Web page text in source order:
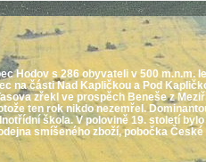
Hodov s 286 obyvateli v 500 m.n.m.
na části Nad Kapličkou a Pod
zřekl ve prospěch Beneše z
ten rok nikdo nezemřel.
škola. V polovině 19. století
smíšeného zboží, pobočka